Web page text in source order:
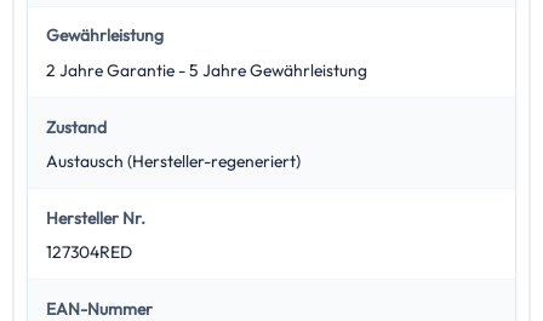
Gewährleistung
2 Jahre Garantie - 5 Jahre Gewährleistung
Zustand
Austausch (Hersteller-regeneriert)
Hersteller Nr.
127304RED
EAN-Nummer